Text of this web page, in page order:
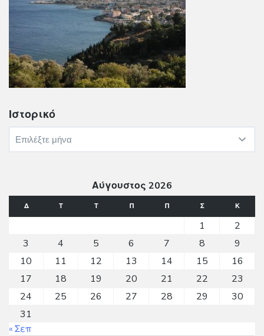
Ιστορικό
Ιστορικό
Αύγουστος 2026
Δ Τ Τ Π Π Σ Κ
1
2
3
4 5 6 7 8
9
10
11 12 13 14 15
16
17
18 19 20 21 22
23
24
25 26 27 28 29
30
31
« Σεπ